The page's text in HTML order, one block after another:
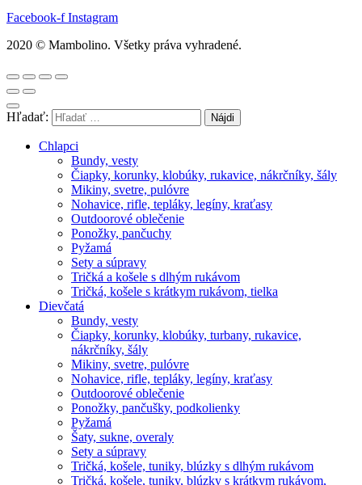
Facebook-f Instagram
2020 © Mambolino. Všetky práva vyhradené.
Hľadať:
Chlapci
Bundy, vesty
Čiapky, korunky, klobúky, rukavice, nákrčníky, šály
Mikiny, svetre, pulóvre
Nohavice, rifle, tepláky, legíny, kraťasy
Outdoorové oblečenie
Ponožky, pančuchy
Pyžamá
Sety a súpravy
Tričká a košele s dlhým rukávom
Tričká, košele s krátkym rukávom, tielka
Dievčatá
Bundy, vesty
Čiapky, korunky, klobúky, turbany, rukavice,
nákrčníky, šály
Mikiny, svetre, pulóvre
Nohavice, rifle, tepláky, legíny, kraťasy
Outdoorové oblečenie
Ponožky, pančušky, podkolienky
Pyžamá
Šaty, sukne, overaly
Sety a súpravy
Tričká, košele, tuniky, blúzky s dlhým rukávom
Tričká, košele, tuniky, blúzky s krátkym rukávom,